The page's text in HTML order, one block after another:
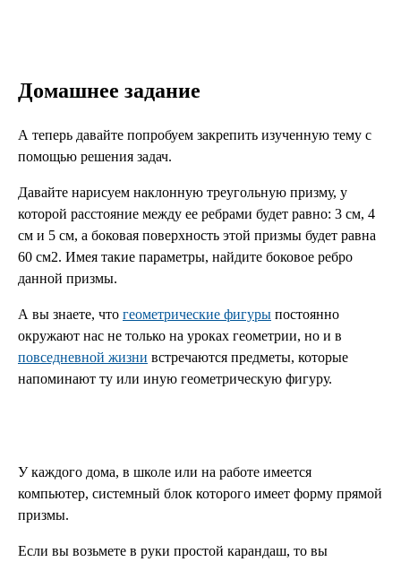
Домашнее задание
А теперь давайте попробуем закрепить изученную тему с
помощью решения задач.
Давайте нарисуем наклонную треугольную призму, у
которой расстояние между ее ребрами будет равно: 3 см, 4
см и 5 см, а боковая поверхность этой призмы будет равна
60 см2. Имея такие параметры, найдите боковое ребро
данной призмы.
А вы знаете, что геометрические фигуры постоянно
окружают нас не только на уроках геометрии, но и в
повседневной жизни встречаются предметы, которые
напоминают ту или иную геометрическую фигуру.
У каждого дома, в школе или на работе имеется
компьютер, системный блок которого имеет форму прямой
призмы.
Если вы возьмете в руки простой карандаш, то вы